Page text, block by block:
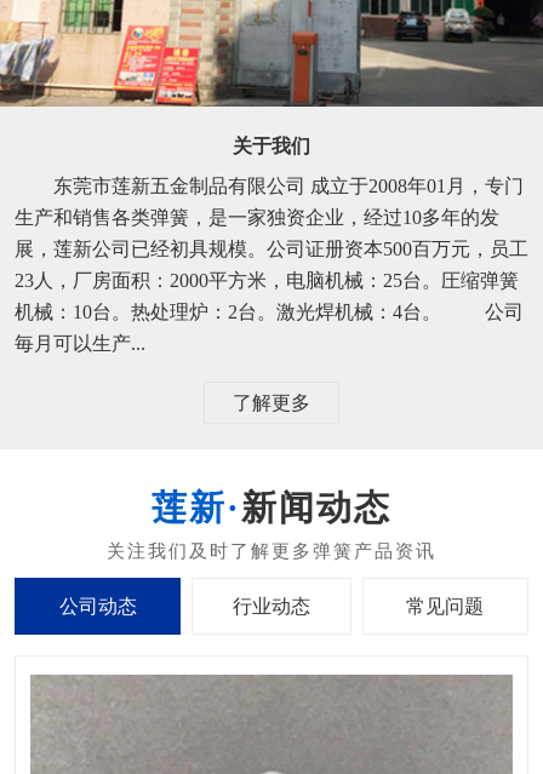
关于我们
东莞市莲新五金制品有限公司 成立于2008年01月，专门
生产和销售各类弹簧，是一家独资企业，经过10多年的发
展，莲新公司已经初具规模。公司证册资本500百万元，员工
23人，厂房面积：2000平方米，电脑机械：25台。圧缩弹簧
机械：10台。热处理炉：2台。激光焊机械：4台。 公司
毎月可以生产...
了解更多
新闻动态
公司动态 行业动态 常见问题